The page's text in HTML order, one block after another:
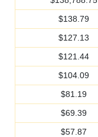
$138.79
$127.13
$121.44
$104.09
$81.19
$69.39
$57.87